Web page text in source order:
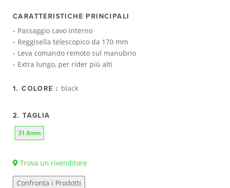
CARATTERISTICHE PRINCIPALI
Passaggio cavo interno
Reggisella telescopico da 170 mm
Leva comando remoto sul manubrio
Extra lungo, per rider più alti
1. COLORE : black
2. TAGLIA
31.6mm
Trova un rivenditore
Confronta i Prodotti